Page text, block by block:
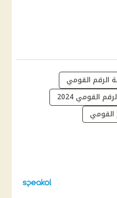
الرقم القومي
القومي 2024
القومي